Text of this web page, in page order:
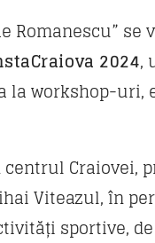
Romanescu”
2024,
la workshop-uri,
Craiovei,
Viteazul, în
sportive,